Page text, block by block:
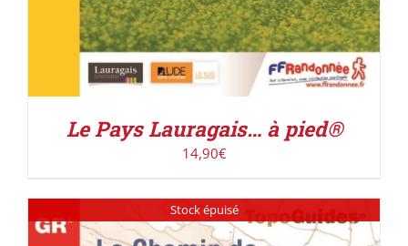
Le Pays Lauragais… à pied®
14,90€
Stock épuisé